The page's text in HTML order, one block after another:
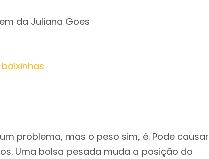
da Juliana Goes
problema, mas o peso sim, é. Pode causar
Uma bolsa pesada muda a posição do